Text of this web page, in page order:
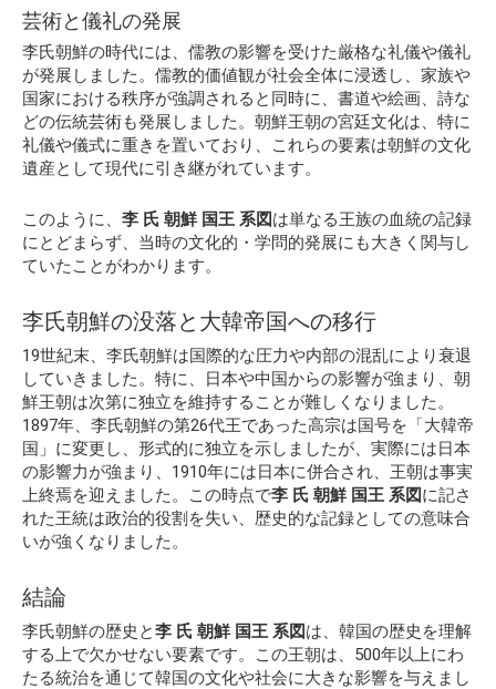
芸術と儀礼の発展
李氏朝鮮の時代には、儒教の影響を受けた厳格な礼儀や儀礼
が発展しました。儒教的価値観が社会全体に浸透し、家族や
国家における秩序が強調されると同時に、書道や絵画、詩な
どの伝統芸術も発展しました。朝鮮王朝の宮廷文化は、特に
礼儀や儀式に重きを置いており、これらの要素は朝鮮の文化
遺産として現代に引き継がれています。
このように、 李 氏 朝鮮 国王 系図は単なる王族の血統の記録
にとどまらず、当時の文化的・学問的発展にも大きく関与し
ていたことがわかります。
李氏朝鮮の没落と大韓帝国への移行
19世紀末、李氏朝鮮は国際的な圧力や内部の混乱により衰退
していきました。特に、日本や中国からの影響が強まり、朝
鮮王朝は次第に独立を維持することが難しくなりました。
1897年、李氏朝鮮の第26代王であった高宗は国号を「大韓帝
国」に変更し、形式的に独立を示しましたが、実際には日本
の影響力が強まり、1910年には日本に併合され、王朝は事実
上終焉を迎えました。この時点で李 氏 朝鮮 国王 系図に記さ
れた王統は政治的役割を失い、歴史的な記録としての意味合
いが強くなりました。
結論
李氏朝鮮の歴史と李 氏 朝鮮 国王 系図は、韓国の歴史を理解
する上で欠かせない要素です。この王朝は、500年以上にわ
たる統治を通じて韓国の文化や社会に大きな影響を与えまし